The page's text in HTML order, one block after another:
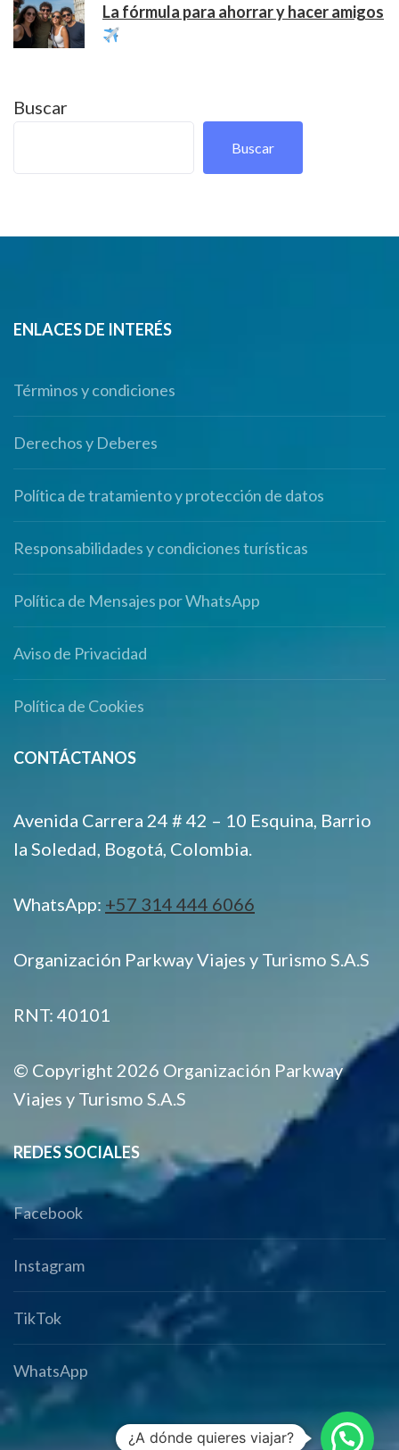
La fórmula para ahorrar y hacer amigos
Buscar
Buscar
ENLACES DE INTERÉS
Términos y condiciones
Derechos y Deberes
Política de tratamiento y protección de datos
Responsabilidades y condiciones turísticas
Política de Mensajes por WhatsApp
Aviso de Privacidad
Política de Cookies
CONTÁCTANOS
Avenida Carrera 24 # 42 – 10 Esquina, Barrio
la Soledad, Bogotá, Colombia.
WhatsApp: +57 314 444 6066
Organización Parkway Viajes y Turismo S.A.S
RNT: 40101
© Copyright 2026 Organización Parkway
Viajes y Turismo S.A.S
REDES SOCIALES
Facebook
Instagram
TikTok
WhatsApp
¿A dónde quieres viajar?